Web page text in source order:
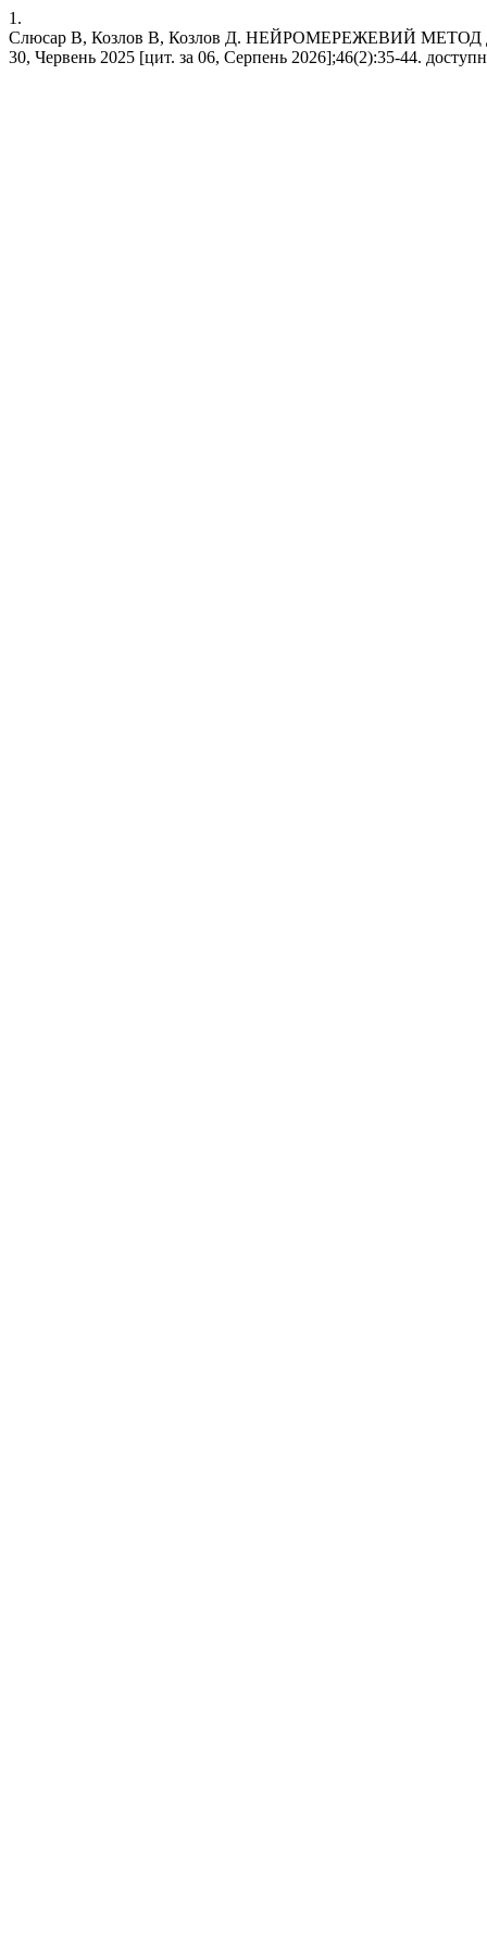
1.
Слюсар В, Козлов В, Козлов Д. НЕЙРОМЕРЕЖЕВИЙ
30, Червень 2025 [цит. за 06, Серпень 2026];46(2):35-44.